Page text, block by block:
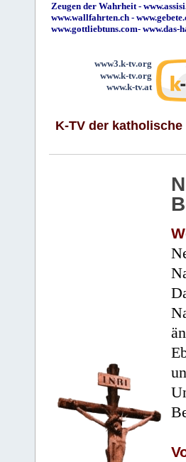
Zeugen der Wahrheit-
www.wallfahrten.ch -
www.gottliebtuns.com- www.das-
www3.k-tv.org
www.k-tv.org
www.k-tv.at
K-TV der